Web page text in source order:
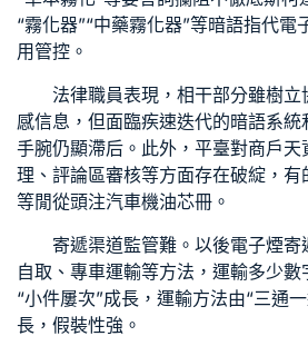
“霧化器”“中藥霧化器”等暗語指代電
用管控。
法律職員表現，相干部分雖樹
感信息，但面臨疾速迭代的暗語系統
手腕仍顯滯后。此外，平臺對商戶天
理、評論區審核等方面存在破綻，
等閒從頭注汽車機油芯冊。
寄遞渠道監管難。以後電子煙
自取、專車運輸等方法，運輸多少數
“小件屢次”成長，運輸方法由“三通
長，假裝性強。